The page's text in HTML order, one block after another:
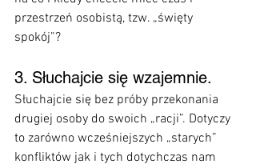
przestrzeń osobistą, tzw. „święty
spokój”?
3. Słuchajcie się wzajemnie.
Słuchajcie się bez próby przekonania
drugiej osoby do swoich „racji”. Dotyczy
to zarówno wcześniejszych „starych”
konfliktów jak i tych dotychczas nam